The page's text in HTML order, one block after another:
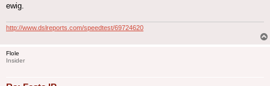
ewig.
http://www.dslreports.com/speedtest/69724620
Flole
Insider